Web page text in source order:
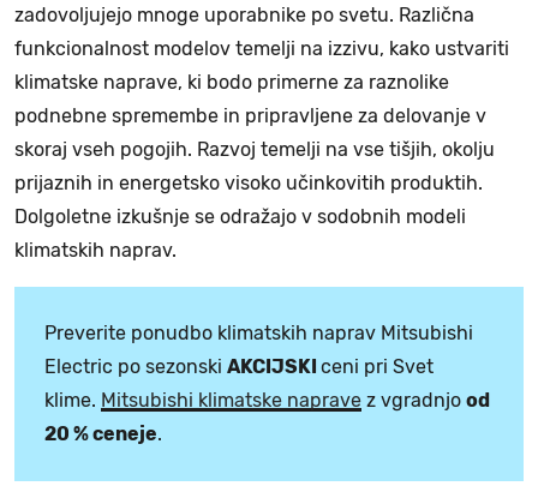
zadovoljujejo mnoge uporabnike po svetu. Različna
funkcionalnost modelov temelji na izzivu, kako ustvariti
klimatske naprave, ki bodo primerne za raznolike
podnebne spremembe in pripravljene za delovanje v
skoraj vseh pogojih. Razvoj temelji na vse tišjih, okolju
prijaznih in energetsko visoko učinkovitih produktih.
Dolgoletne izkušnje se odražajo v sodobnih modeli
klimatskih naprav.
Preverite ponudbo klimatskih naprav Mitsubishi
Electric po sezonski AKCIJSKI ceni pri Svet
klime. Mitsubishi klimatske naprave z vgradnjo od
20 % ceneje.